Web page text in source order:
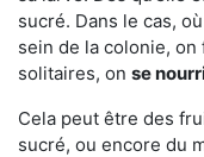
sucré. Dans le cas,
sein de la colonie,
solitaires, on se
Cela peut être des
sucré, ou encore du